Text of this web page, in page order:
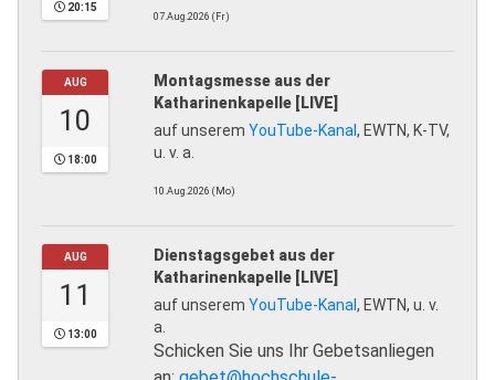
20:15
07.Aug.2026 (Fr)
AUG
10
18:00
Montagsmesse aus der
Katharinenkapelle [LIVE]
auf unserem YouTube-Kanal , EWTN, K-TV,
u. v. a.
10.Aug.2026 (Mo)
AUG
11
13:00
Dienstagsgebet aus der
Katharinenkapelle [LIVE]
auf unserem YouTube-Kanal , EWTN, u. v.
a.
Schicken Sie uns Ihr Gebetsanliegen